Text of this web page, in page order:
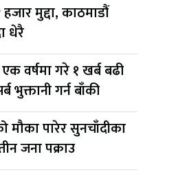
मुद्दा, काठमाडौं
धेरै
एक वर्षमा गरे १ खर्ब बढी
भुक्तानी गर्न बाँकी
मौका पारेर सुनचाँदीका
जना पक्राउ